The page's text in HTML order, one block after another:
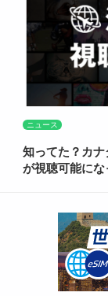
ニュース
知ってた？カ
が視聴可能に